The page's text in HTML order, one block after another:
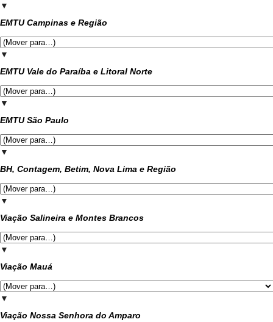
▼
EMTU Campinas e Região
▼
EMTU Vale do Paraíba e Litoral Norte
▼
EMTU São Paulo
▼
BH, Contagem, Betim, Nova Lima e Região
▼
Viação Salineira e Montes Brancos
▼
Viação Mauá
▼
Viação Nossa Senhora do Amparo